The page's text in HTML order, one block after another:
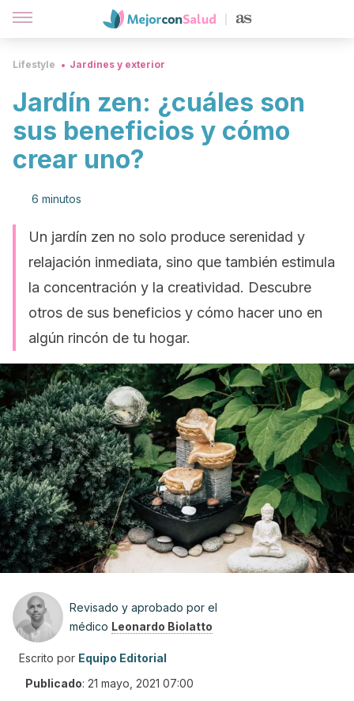
Lifestyle Jardines y exterior
Jardín zen: ¿cuáles son
sus beneficios y cómo
crear uno?
6 minutos
Un jardín zen no solo produce serenidad y
relajación inmediata, sino que también estimula
la concentración y la creatividad. Descubre
otros de sus beneficios y cómo hacer uno en
algún rincón de tu hogar.
Revisado y aprobado por el
médico Leonardo Biolatto
Escrito por Equipo Editorial
Publicado: 21 mayo, 2021 07:00